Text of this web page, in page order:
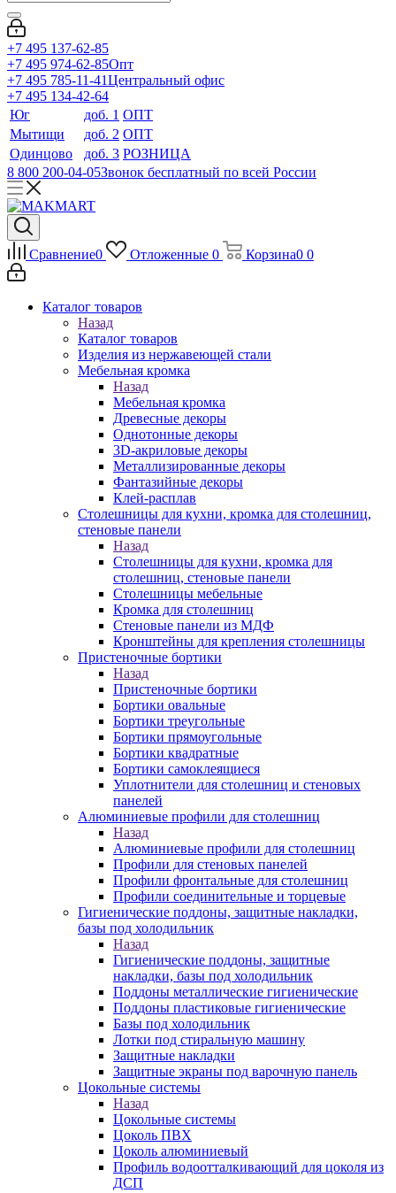
+7 495 137-62-85
+7 495 974-62-85Опт
+7 495 785-11-41Центральный офис
+7 495 134-42-64
Юг
доб. 1 ОПТ
Мытищи
доб. 2 ОПТ
Одинцово
доб. 3 РОЗНИЦА
8 800 200-04-05Звонок бесплатный по всей России
Сравнение0 Отложенные 0 Корзина0 0
Каталог товаров
Назад
Каталог товаров
Изделия из нержавеющей стали
Мебельная кромка
Назад
Мебельная кромка
Древесные декоры
Однотонные декоры
3D-акриловые декоры
Металлизированные декоры
Фантазийные декоры
Клей-расплав
Столешницы для кухни, кромка для столешниц,
стеновые панели
Назад
Столешницы для кухни, кромка для
столешниц, стеновые панели
Столешницы мебельные
Кромка для столешниц
Стеновые панели из МДФ
Кронштейны для крепления столешницы
Пристеночные бортики
Назад
Пристеночные бортики
Бортики овальные
Бортики треугольные
Бортики прямоугольные
Бортики квадратные
Бортики самоклеящиеся
Уплотнители для столешниц и стеновых
панелей
Алюминиевые профили для столешниц
Назад
Алюминиевые профили для столешниц
Профили для стеновых панелей
Профили фронтальные для столешниц
Профили соединительные и торцевые
Гигиенические поддоны, защитные накладки,
базы под холодильник
Назад
Гигиенические поддоны, защитные
накладки, базы под холодильник
Поддоны металлические гигиенические
Поддоны пластиковые гигиенические
Базы под холодильник
Лотки под стиральную машину
Защитные накладки
Защитные экраны под варочную панель
Цокольные системы
Назад
Цокольные системы
Цоколь ПВХ
Цоколь алюминиевый
Профиль водоотталкивающий для цоколя из
ДСП